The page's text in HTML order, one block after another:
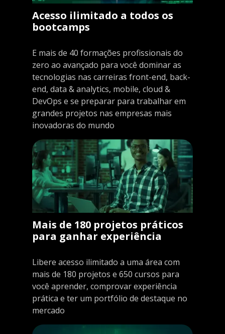
Acesso ilimitado a todos os
bootcamps
E mais de 40 formações profissionais do
zero ao avançado para você dominar as
tecnologias nas carreiras front-end, back-
end, data & analytics, mobile, cloud &
DevOps e se preparar para trabalhar em
grandes projetos nas empresas mais
inovadoras do mundo
Mais de 180 projetos práticos
para ganhar experiência
Libere acesso ilimitado a uma área com
mais de 180 projetos e 650 cursos para
você aprender, comprovar experiência
prática e ter um portfólio de destaque no
mercado